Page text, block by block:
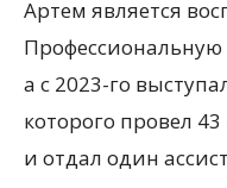
Артем является
Профессиональную
а с 2023-го
которого провел
и отдал один